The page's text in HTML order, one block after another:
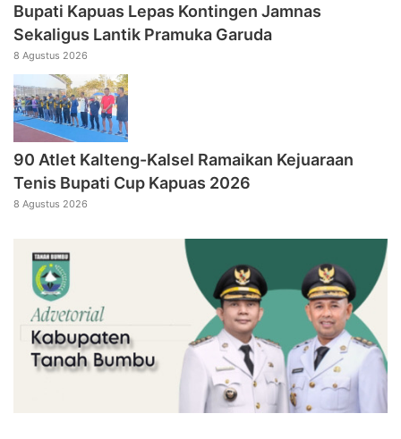
Bupati Kapuas Lepas Kontingen Jamnas
Sekaligus Lantik Pramuka Garuda
8 Agustus 2026
90 Atlet Kalteng-Kalsel Ramaikan Kejuaraan
Tenis Bupati Cup Kapuas 2026
8 Agustus 2026